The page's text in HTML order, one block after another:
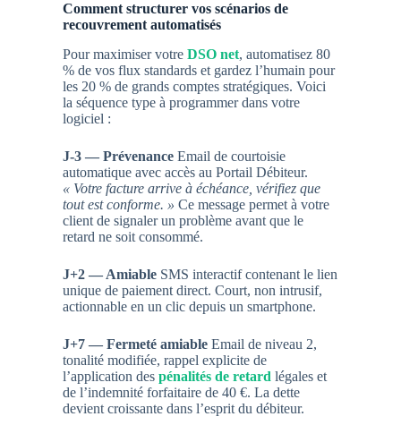
Comment structurer vos scénarios de
recouvrement automatisés
Pour maximiser votre DSO net, automatisez 80
% de vos flux standards et gardez l’humain pour
les 20 % de grands comptes stratégiques. Voici
la séquence type à programmer dans votre
logiciel :
J-3 — Prévenance Email de courtoisie
automatique avec accès au Portail Débiteur.
« Votre facture arrive à échéance, vérifiez que
tout est conforme. » Ce message permet à votre
client de signaler un problème avant que le
retard ne soit consommé.
J+2 — Amiable SMS interactif contenant le lien
unique de paiement direct. Court, non intrusif,
actionnable en un clic depuis un smartphone.
J+7 — Fermeté amiable Email de niveau 2,
tonalité modifiée, rappel explicite de
l’application des pénalités de retard légales et
de l’indemnité forfaitaire de 40 €. La dette
devient croissante dans l’esprit du débiteur.